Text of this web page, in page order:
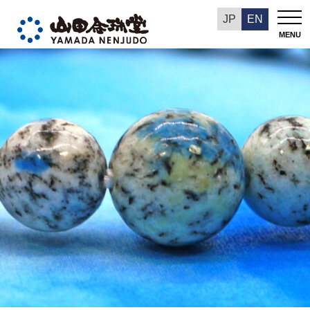
JP EN
MENU
今週の推奨品